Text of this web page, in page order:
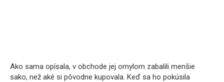
Ako sama opísala, v obchode jej omylom zabalili menšie
sako, než aké si pôvodne kupovala. Keď sa ho pokúsila